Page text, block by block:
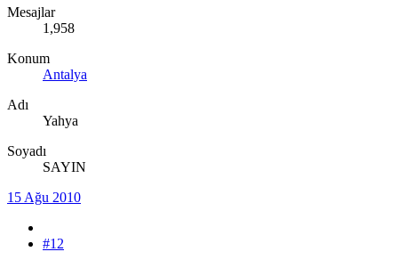
Mesajlar
1,958
Konum
Antalya
Adı
Yahya
Soyadı
SAYIN
15 Ağu 2010
#12